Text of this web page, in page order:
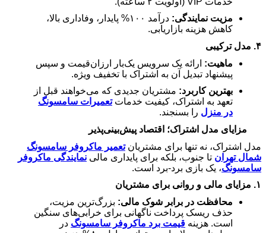
مزیت نمایندگی: درآمد ۱۰۰%
پایدار، وفاداری بالا،
کاهش هزینه بازاریابی.
۴. مدل ترکیبی
ماهیت: ارائه یک سرویس یک‌بار ارزان‌قیمت و سپس
پیشنهاد تبدیل آن به اشتراک با تخفیف ویژه.
بهترین کاربرد: مشتریان جدیدی که می‌خواهند قبل از
تعهد به اشتراک، کیفیت خدماتتعمیرات سامسونگ
در منزل را بسنجند.
مزایای مدل اشتراک؛ اقتصاد پیش‌بینی‌پذیر
مدل اشتراک، نه تنها برای مشتریانتعمیر ماکروفر سامسونگ
شمال تهران تا جنوب، بلکه برای پایداری مالی نمایندگی ماکروفر
سامسونگ، یک بازی برد-برد است.
۱.
مزایای مالی و روانی برای مشتریان
محافظت در برابر شوک مالی: بزرگ‌ترین مزیت،
حذف ریسک پرداخت ناگهانی برای خرابی‌های سنگین
است. هزینه قیمت برد ماکروفر سامسونگ در